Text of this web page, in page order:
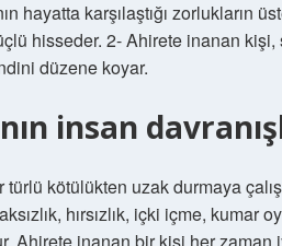
hayatta karşılaştığı zorlukların
hisseder. 2- Ahirete inanan
düzene koyar.
insan
kötülükten uzak durmaya
hırsızlık, içki içme, kumar